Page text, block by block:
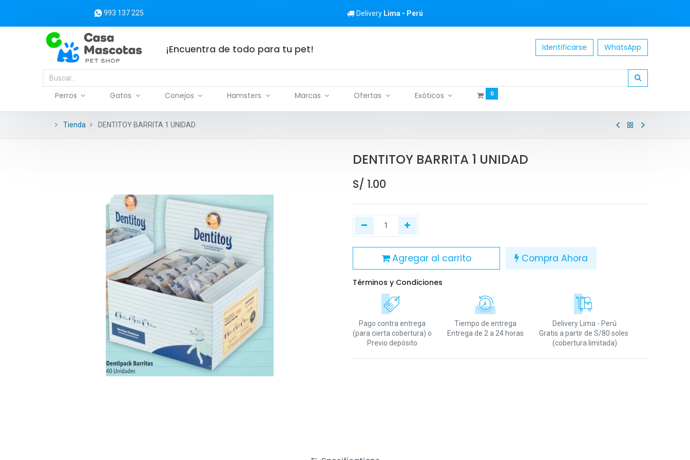
993 137 225 Delivery Lima - Perú
¡Encuentra de todo para tu pet! Identificarse WhatsApp
Perros Gatos Conejos Hamsters Marcas Ofertas Exóticos 0
Tienda DENTITOY BARRITA 1 UNIDAD
DENTITOY BARRITA 1 UNIDAD
S/ 1.00
Agregar al carrito Compra Ahora
Términos y Condiciones
Pago contra entrega
(para cierta cobertura) o
Previo depósito
Tiempo de entrega
Entrega de 2 a 24 horas
Delivery Lima - Perú
Gratis a partir de S/80 soles
(cobertura limitada)